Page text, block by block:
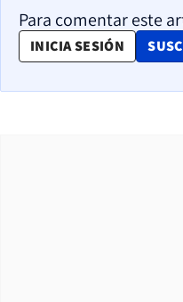
Para comentar este
INICIA SESIÓN